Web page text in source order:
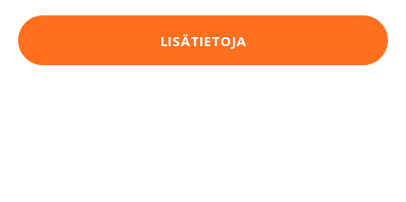
LISÄTIETOJA